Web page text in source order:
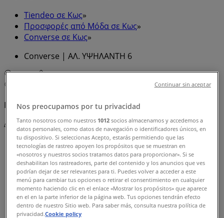
Tiendeo σε Κως»
Προσφορές από Μόδα σε Κως»
Converse σε Κως»
Converse | ΑΛ. ΥΨΗΛΑΝΤΗ 6
Χάρτης
+302242026020
Πρόκειται να δημοσιεύσουμε προσφορές από Converse
Διαφημίσεις
Nos preocupamos por tu privacidad
Tanto nosotros como nuestros 1012 socios almacenamos y accedemos a
datos personales, como datos de navegación o identificadores únicos, en
tu dispositivo. Si seleccionas Acepto, estarás permitiendo que las
tecnologías de rastreo apoyen los propósitos que se muestran en
«nosotros y nuestros socios tratamos datos para proporcionar». Si se
deshabilitan los rastreadores, parte del contenido y los anuncios que ves
podrían dejar de ser relevantes para ti. Puedes volver a acceder a este
menú para cambiar tus opciones o retirar el consentimiento en cualquier
momento haciendo clic en el enlace «Mostrar los propósitos» que aparece
en el en la parte inferior de la página web. Tus opciones tendrán efecto
dentro de nuestro Sitio web. Para saber más, consulta nuestra política de
privacidad.Cookie policy
Continuar sin aceptar